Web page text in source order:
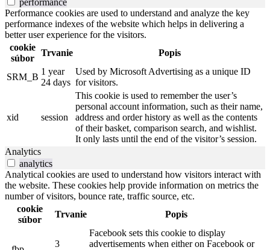
Performance cookies are used to understand and analyze the key
performance indexes of the website which helps in delivering a
better user experience for the visitors.
cookie
súbor
Trvanie Popis
SRM_B
1 year
24 days
Used by Microsoft Advertising as a unique ID
for visitors.
xid session
This cookie is used to remember the user’s
personal account information, such as their name,
address and order history as well as the contents
of their basket, comparison search, and wishlist.
It only lasts until the end of the visitor’s session.
Analytics
analytics
Analytical cookies are used to understand how visitors interact with
the website. These cookies help provide information on metrics the
number of visitors, bounce rate, traffic source, etc.
cookie
súbor
Trvanie Popis
3
Facebook sets this cookie to display
advertisements when either on Facebook or